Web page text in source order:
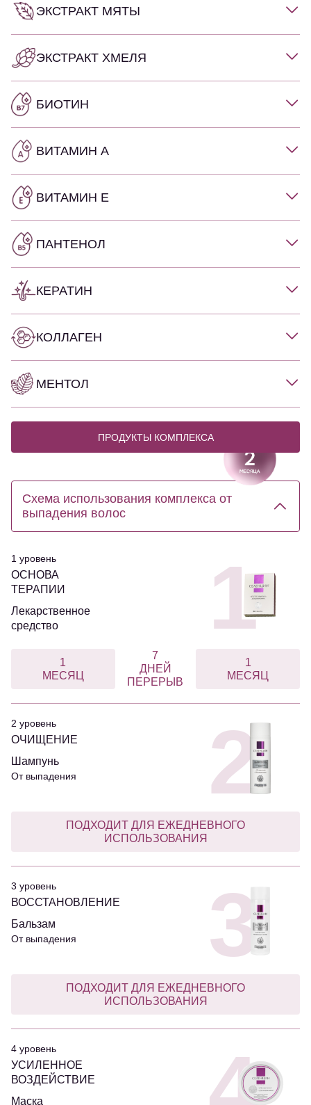
ЭКСТРАКТ МЯТЫ
ЭКСТРАКТ ХМЕЛЯ
БИОТИН
ВИТАМИН А
ВИТАМИН Е
ПАНТЕНОЛ
КЕРАТИН
КОЛЛАГЕН
МЕНТОЛ
ПРОДУКТЫ КОМПЛЕКСА
Схема использования комплекса от
выпадения волос
1
1
МЕСЯЦ
7
ДНЕЙ
ПЕРЕРЫВ
1
МЕСЯЦ
1 уровень
ОСНОВА
ТЕРАПИИ
Лекарственное
средство
2
ПОДХОДИТ ДЛЯ ЕЖЕДНЕВНОГО
ИСПОЛЬЗОВАНИЯ
2 уровень
ОЧИЩЕНИЕ
Шампунь
От выпадения
3
ПОДХОДИТ ДЛЯ ЕЖЕДНЕВНОГО
ИСПОЛЬЗОВАНИЯ
3 уровень
ВОССТАНОВЛЕНИЕ
Бальзам
От выпадения
4 уровень
УСИЛЕННОЕ
ВОЗДЕЙСТВИЕ
Маска